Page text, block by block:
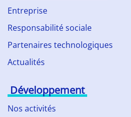
Entreprise
Responsabilité sociale
Partenaires technologiques
Actualités
Développement
Nos activités